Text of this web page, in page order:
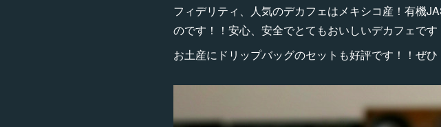
フィデリティ、人気のデカフェはメキシコ産！有機
のです！！安心、安全でとてもおいしいデカフェで
お土産にドリップバッグのセットも好評です！！ぜひ